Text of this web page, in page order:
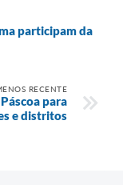
participam da
RECENTE
para
e distritos